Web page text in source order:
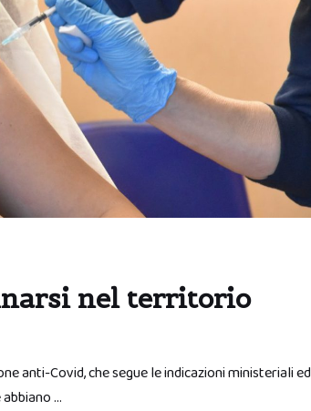
nel territorio
anti-Covid, che segue le indicazioni ministeriali ed
…